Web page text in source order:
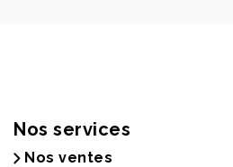
Nos services
Nos ventes